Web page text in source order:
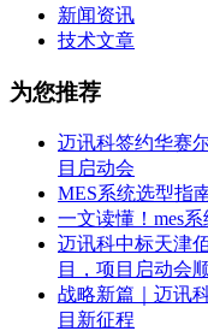
新闻资讯
技术文章
为您推荐
迈讯科签约华赛
目启动会
MES系统选型指
一文读懂！mes
迈讯科中标天津
目，项目启动会
战略新篇｜迈讯
目新征程